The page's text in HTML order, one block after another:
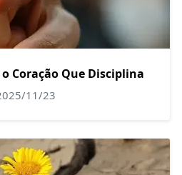
Coração Que Disciplina
11/23